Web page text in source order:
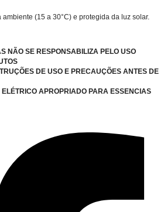
ambiente (15 a 30°C) e protegida da luz solar.
NÃO SE RESPONSABILIZA PELO USO
DE USO E PRECAUÇÕES ANTES DE
APROPRIADO PARA ESSENCIAS